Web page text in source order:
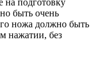
быть очень
ножа должно быть
нажатии, без